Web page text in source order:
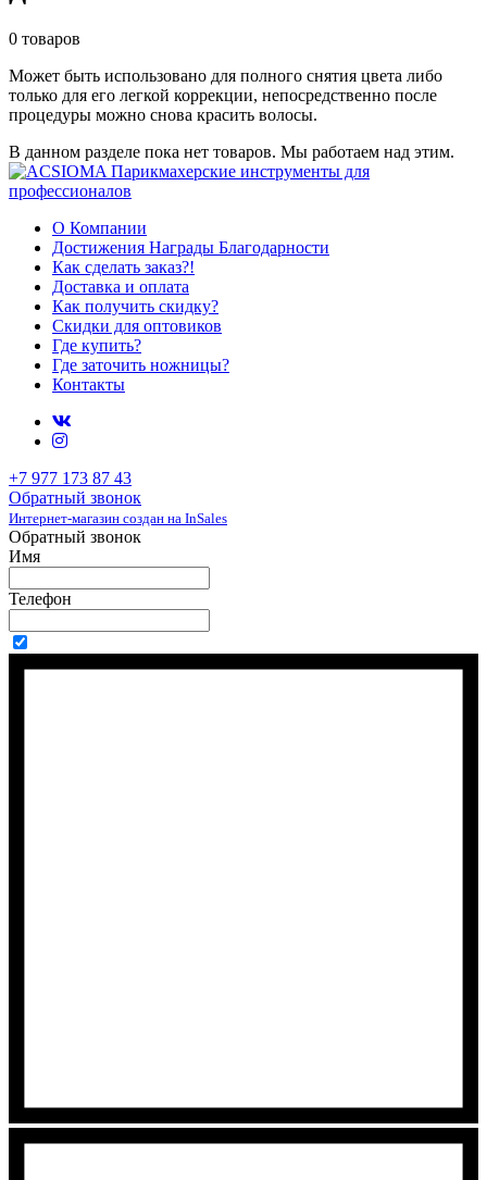
0 товаров
Может быть использовано для полного снятия цвета либо
только для его легкой коррекции, непосредственно после
процедуры можно снова красить волосы.
В данном разделе пока нет товаров. Мы работаем над этим.
О Компании
Достижения Награды Благодарности
Как сделать заказ?!
Доставка и оплата
Как получить скидку?
Скидки для оптовиков
Где купить?
Где заточить ножницы?
Контакты
+7 977 173 87 43
Обратный звонок
Интернет-магазин создан на InSales
Обратный звонок
Имя
Телефон